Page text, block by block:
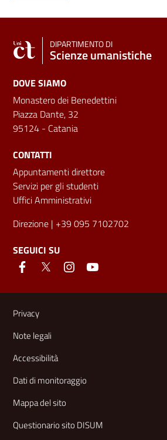
DIPARTIMENTO DI
Scienze umanistiche
DOVE SIAMO
Monastero dei Benedettini
Piazza Dante, 32
95124 - Catania
CONTATTI
Appuntamenti direttore
Servizi per gli studenti
Uffici Amministrativi
Direzione | +39 095 7102702
SEGUICI SU
Link e informazioni utili
Privacy
Note legali
Accessibilità
Dati di monitoraggio
Mappa del sito
Questionario sito DISUM